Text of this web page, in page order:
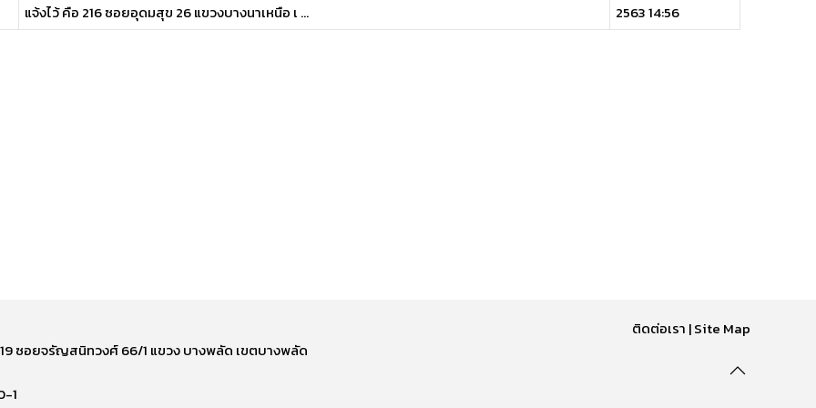
แจ้งไว้ คือ 216 ซอยอุดมสุข 26 แขวงบางนาเหนือ เ ...
2563 14:56
ซอยจรัญสนิทวงศ์ 66/1 แขวง บางพลัด เขตบางพลัด
1
ติดต่อเรา |Site Map